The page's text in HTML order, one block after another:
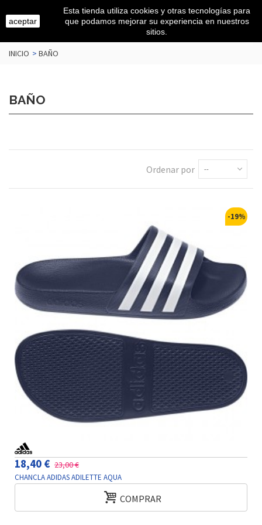
INICIO > BAÑO
BAÑO
Ordenar por --
-19%
18,40 € 23,00 €
CHANCLA ADIDAS ADILETTE AQUA
COMPRAR
aceptar
Esta tienda utiliza cookies y otras tecnologías para
que podamos mejorar su experiencia en nuestros
sitios.